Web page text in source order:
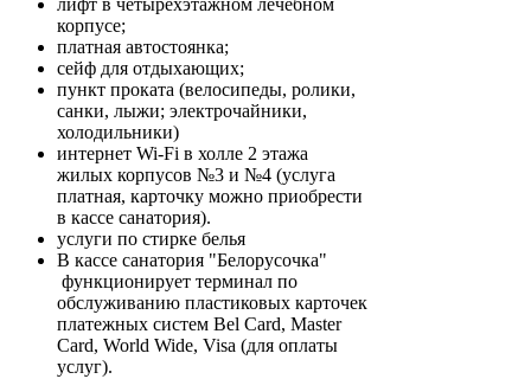
лифт в четырехэтажном лечебном
корпусе;
платная автостоянка;
сейф для отдыхающих;
пункт проката (велосипеды, ролики,
санки, лыжи; электрочайники,
холодильники)
интернет Wi-Fi в холле 2 этажа
жилых корпусов №3 и №4 (услуга
платная, карточку можно приобрести
в кассе санатория).
услуги по стирке белья
В кассе санатория "Белорусочка"
функционирует терминал по
обслуживанию пластиковых карточек
платежных систем Bel Card, Master
Card, World Wide, Visa (для оплаты
услуг).